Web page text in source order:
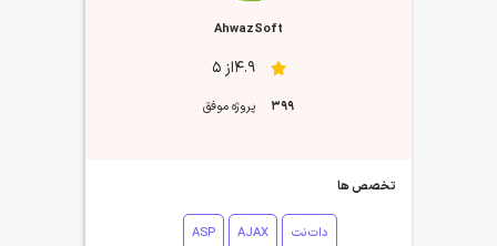
AhwazSoft
4.9از 5
399 پروژه موفق
تخصص ها
دات‌نت AJAX
ASP